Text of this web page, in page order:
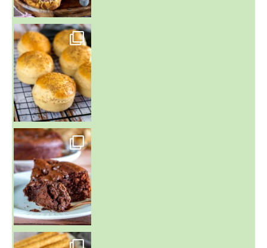
~ BUNS MAISON ~
Un peu de boulange par ici au
~ GÂTEAU FONDANT CHOCO NOISETTE ~
C'est lundi